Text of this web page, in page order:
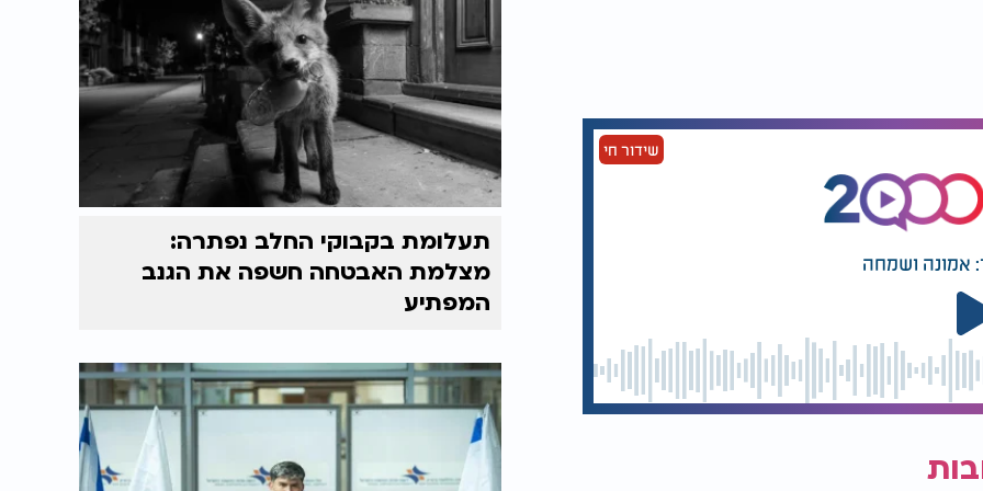
איתנים, לטיפוח ולסביבה שתאפשר לו
כפי שאמרו חז"ל: "כשם שמצאתי נטיעות
בכך מעניקה היהדות מבט הרואה
בעיקר חובה מוסרית ורוחנית.
שידור חי
אמונה ושמחה
תעלומת בקבוקי החלב נפתרה:
מצלמת האבטחה חשפה את הגנב
המפתיע